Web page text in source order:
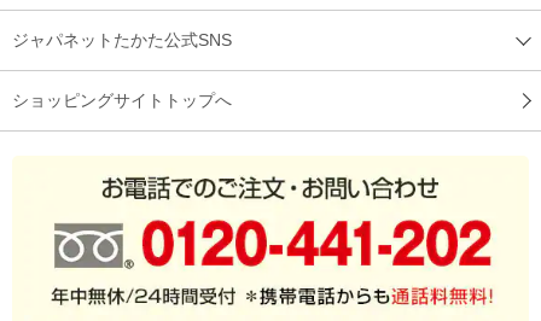
ジャパネットたかた公式SNS
ショッピングサイトトップへ